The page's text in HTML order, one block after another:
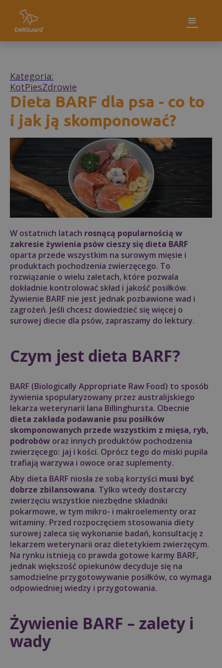
Kategoria:
KotPiesZdrowie
Dieta BARF dla psa - co to
i jak ją skomponować?
W ostatnich latach rosnącą popularnością w
zakresie żywienia psów cieszy się dieta BARF
oparta przede wszystkim na surowym mięsie i
produktach pochodzenia zwierzęcego. To
rozwiązanie o wielu zaletach, które pozwala
dokładnie kontrolować skład i jakość posiłków.
Żywienie BARF nie jest jednak pozbawione wad i
zagrożeń. Jeśli chcesz dowiedzieć się więcej o
surowej diecie dla psów, zapraszamy do lektury.
Czym jest dieta BARF?
BARF (Biologically Appropriate Raw Food) to sposób
żywienia spopularyzowany przez australijskiego
lekarza weterynarii Iana Billinghursta. Obecnie
dieta zakłada podawanie psu posiłków
skomponowanych przede wszystkim z mięsa, ryb,
podrobów oraz innych produktów pochodzenia
zwierzęcego: jaj i kości. Oprócz tego do miski pupila
trafiają warzywa i owoce oraz suplementy.
Aby dieta BARF niosła ze sobą korzyści musi być
dobrze zbilansowana. Tylko wtedy dostarczy
zwierzęciu wszystkie niezbędne składniki
pokarmowe, w tym mikro- i makroelementy oraz
witaminy. Przed rozpoczęciem stosowania diety
surowej zaleca się wykonanie badań, konsultację z
lekarzem weterynarii oraz dietetykiem zwierzęcym.
Na rynku istnieją co prawda gotowe karmy BARF,
jednak większość opiekunów decyduje się na
samodzielne przygotowywanie posiłków, co wymaga
odpowiedniej wiedzy i przygotowania.
Żywienie BARF – zalety i
wady